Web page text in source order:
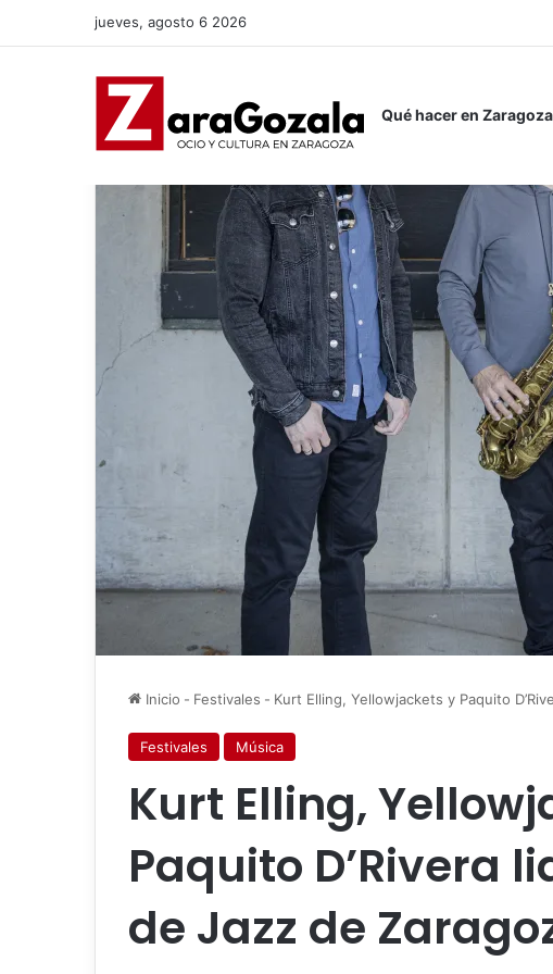
jueves, agosto 6 2026
Qué hacer en Zaragoza
Inicio - Festivales - Kurt Elling, Yellowjackets y Paquito
Festivales Música
Kurt Elling,
Paquito D’Rivera
de Jazz de